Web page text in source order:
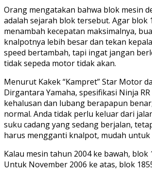
Orang mengatakan bahwa blok mesin
adalah sejarah blok tersebut. Agar blok
menambah kecepatan maksimalnya,
knalpotnya lebih besar dan tekan
speed bertambah, tapi ingat jangan
tidak sepeda motor tidak akan.
Menurut Kakek “Kampret” Star Motor
Dirgantara Yamaha, spesifikasi Ninja
kehalusan dan lubang berapapun
normal. Anda tidak perlu keluar dari
suku cadang yang sedang berjalan,
harus mengganti knalpot, mudah untuk
Kalau mesin tahun 2004 ke bawah, blok
Untuk November 2006 ke atas, blok